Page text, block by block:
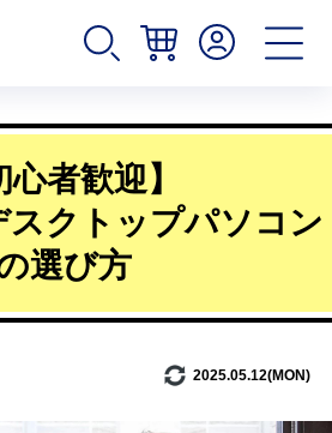
心者歓迎】
スクトップパソコン
選び方
2025.05.12(MON)